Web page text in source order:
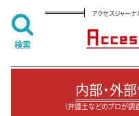
アクセスジャー
内部・外
（弁護士などのプロが調
検索